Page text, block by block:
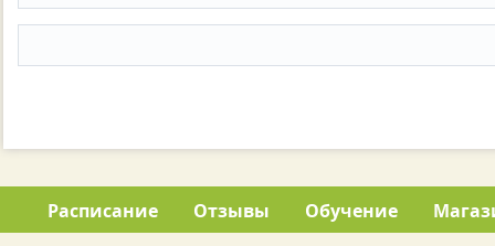
Расписание Отзывы Обучение